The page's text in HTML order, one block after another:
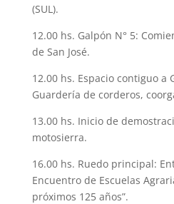
(SUL).
12.00 hs. Galpón N° 5:
de San José.
12.00 hs. Espacio contiguo a
Guardería de corderos,
13.00 hs. Inicio de
motosierra.
16.00 hs. Ruedo principal:
Encuentro de Escuelas
próximos 125 años”.